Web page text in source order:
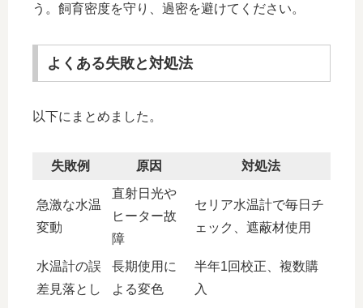
う。飼育密度を守り、過密を避けてください。
よくある失敗と対処法
以下にまとめました。
失敗例 原因 対処法
急激な水温
変動
直射日光や
ヒーター故
障
セリア水温計で毎日チ
ェック、遮蔽材使用
水温計の誤
差見落とし
長期使用に
よる変色
半年1回校正、複数購
入